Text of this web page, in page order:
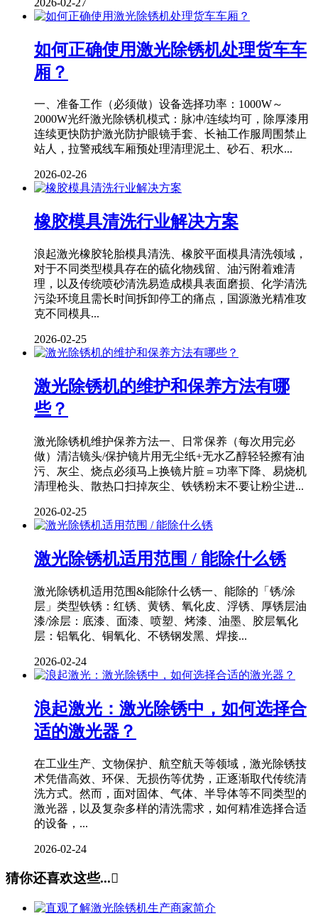
如何正确使用激光除锈机处理货车车
厢？
一、准备工作（必须做）设备选择功率：1000W～
2000W光纤激光除锈机模式：脉冲/连续均可，除厚漆用
连续更快防护激光防护眼镜手套、长袖工作服周围禁止
站人，拉警戒线车厢预处理清理泥土、砂石、积水...
2026-02-26
橡胶模具清洗行业解决方案
浪起激光橡胶轮胎模具清洗、橡胶平面模具清洗领域，
对于不同类型模具存在的硫化物残留、油污附着难清
理，以及传统喷砂清洗易造成模具表面磨损、化学清洗
污染环境且需长时间拆卸停工的痛点，国源激光精准攻
克不同模具...
2026-02-25
激光除锈机的维护和保养方法有哪
些？
激光除锈机维护保养方法一、日常保养（每次用完必
做）清洁镜头/保护镜片用无尘纸+无水乙醇轻轻擦有油
污、灰尘、烧点必须马上换镜片脏＝功率下降、易烧机
清理枪头、散热口扫掉灰尘、铁锈粉末不要让粉尘进...
2026-02-25
激光除锈机适用范围 / 能除什么锈
激光除锈机适用范围&能除什么锈一、能除的「锈/涂
层」类型铁锈：红锈、黄锈、氧化皮、浮锈、厚锈层油
漆/涂层：底漆、面漆、喷塑、烤漆、油墨、胶层氧化
层：铝氧化、铜氧化、不锈钢发黑、焊接...
2026-02-24
浪起激光：激光除锈中，如何选择合
适的激光器？
在工业生产、文物保护、航空航天等领域，激光除锈技
术凭借高效、环保、无损伤等优势，正逐渐取代传统清
洗方式。然而，面对固体、气体、半导体等不同类型的
激光器，以及复杂多样的清洗需求，如何精准选择合适
的设备，...
2026-02-24
猜你还喜欢这些...